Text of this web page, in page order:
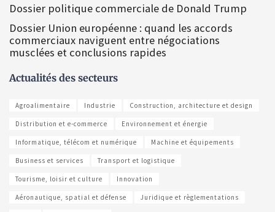
Dossier politique commerciale de Donald Trump
Dossier Union européenne : quand les accords
commerciaux naviguent entre négociations
musclées et conclusions rapides
Actualités des secteurs
Agroalimentaire Industrie Construction, architecture et design
Distribution et e-commerce Environnement et énergie
Informatique, télécom et numérique Machine et équipements
Business et services Transport et logistique
Tourisme, loisir et culture Innovation
Aéronautique, spatial et défense Juridique et règlementations